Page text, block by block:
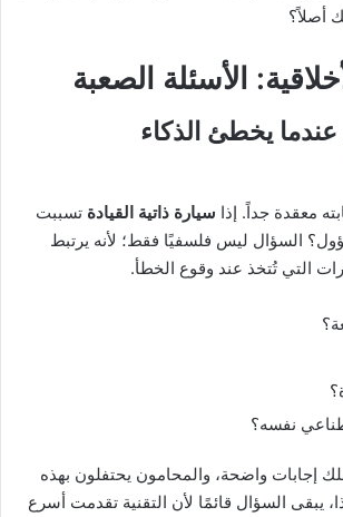
أصلاً؟
الأسئلة الصعبة
يخطئ الذكاء
معقدة جداً. إذا سيارة ذاتية القيادة تسببت
السؤال ليس فلسفيًا فقط؛ لأنه يرتبط
التي تُتخذ عند وقوع الخطأ.
نفسه؟
إجابات واضحة، والمحامون يحتفلون بهذه
يبقى السؤال قائمًا لأن التقنية تقدمت أسرع